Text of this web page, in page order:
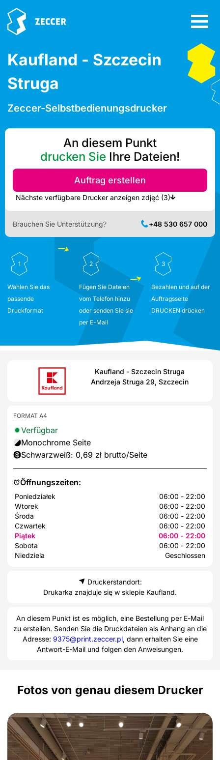
Kaufland - Szczecin
Struga
Zeccer-Selbstbedienungsdrucker
An diesem Punkt
drucken Sie Ihre Dateien!
Auftrag erstellen
Nächste verfügbare Drucker anzeigen zdjęć (3)
Brauchen Sie Unterstützung? +48 530 657 000
1
Wählen Sie das
passende
Druckformat
2
Fügen Sie Dateien
vom Telefon hinzu
oder senden Sie sie
per E-Mail
3
Bezahlen und auf der
Auftragsseite
DRUCKEN drücken
Kaufland - Szczecin Struga
Andrzeja Struga 29, Szczecin
Öffnungszeiten:
Poniedziałek
06:00 - 22:00
Wtorek
06:00 - 22:00
Środa
06:00 - 22:00
Czwartek
06:00 - 22:00
Piątek
06:00 - 22:00
Sobota
06:00 - 22:00
Niedziela
Geschlossen
FORMAT A4
Verfügbar
Monochrome Seite
Schwarzweiß: 0,69 zł brutto/Seite
Druckerstandort:
Drukarka znajduje się w sklepie Kaufland.
An diesem Punkt ist es möglich, eine Bestellung per E-Mail
zu erstellen. Senden Sie die Druckdateien als Anhang an die
Adresse: 9375@print.zeccer.pl, dann erhalten Sie eine
Antwort-E-Mail und folgen den Anweisungen.
Fotos von genau diesem Drucker